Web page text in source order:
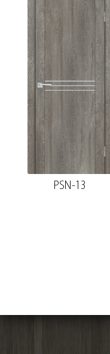
PSN-13